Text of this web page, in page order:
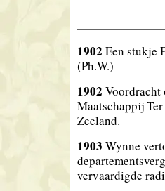
1902 Een stukje
(Ph.W.)
1902 Voordracht
Maatschappij
Zeeland.
1903 Wynne
vervaardigde